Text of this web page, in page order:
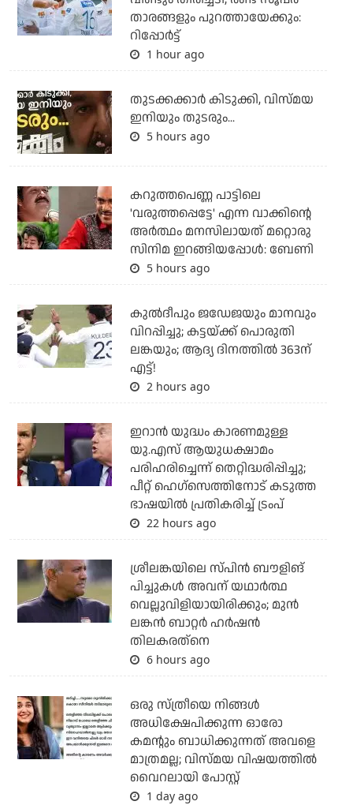
താരങ്ങളും പുറത്തായേക്കും:
റിപ്പോര്‍ട്ട്
1 hour ago
തുടക്കക്കാര്‍ കിടുക്കി, വിസ്മയ
ഇനിയും തുടരും...
5 hours ago
കറുത്തപെണ്ണ പാട്ടിലെ
'വരുത്തപ്പെട്ടേ' എന്ന വാക്കിന്റെ
അർത്ഥം മനസിലായത് മറ്റൊരു
സിനിമ ഇറങ്ങിയപ്പോൾ: ബേണി
5 hours ago
കുല്‍ദീപും ജഡേജയും മാനവും
വിറപ്പിച്ചു; കട്ടയ്ക്ക് പൊരുതി
ലങ്കയും; ആദ്യ ദിനത്തില്‍ 363ന്
എട്ട്!
2 hours ago
ഇറാന്‍ യുദ്ധം കാരണമുള്ള
യു.എസ് ആയുധക്ഷാമം
പരിഹരിച്ചെന്ന് തെറ്റിദ്ധരിപ്പിച്ചു;
പീറ്റ് ഹെഗ്‌സെത്തിനോട് കടുത്ത
ഭാഷയില്‍ പ്രതികരിച്ച് ട്രംപ്
22 hours ago
ശ്രീലങ്കയിലെ സ്പിന്‍ ബൗളിങ്
പിച്ചുകള്‍ അവന് യഥാര്‍ത്ഥ
വെല്ലുവിളിയായിരിക്കും; മുന്‍
ലങ്കന്‍ ബാറ്റര്‍ ഹര്‍ഷന്‍
തിലകരത്‌നെ
6 hours ago
ഒരു സ്ത്രീയെ നിങ്ങള്‍
അധിക്ഷേപിക്കുന്ന ഓരോ
കമന്റും ബാധിക്കുന്നത് അവളെ
മാത്രമല്ല; വിസ്മയ വിഷയത്തില്‍
വൈറലായി പോസ്റ്റ്
1 day ago